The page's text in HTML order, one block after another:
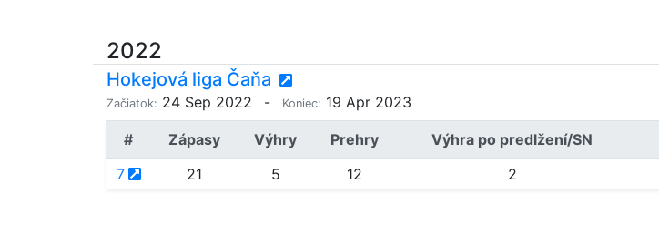
2022
Hokejová liga Čaňa
Začiatok: 24 Sep 2022 - Koniec: 19 Apr 2023
# Zápasy Výhry Prehry Výhra po predlžení/SN
7
21 5 12 2